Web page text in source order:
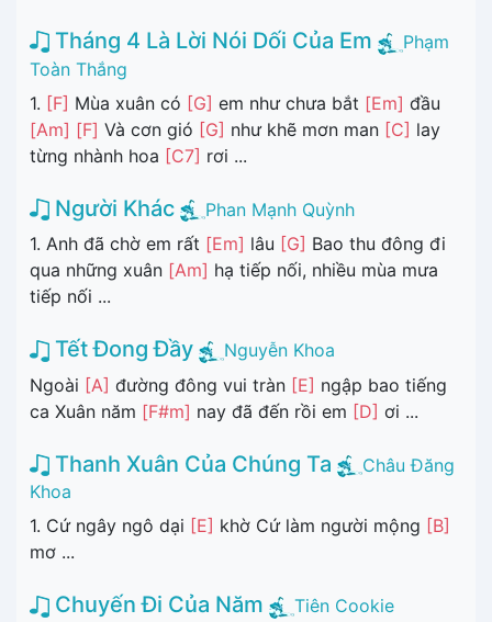
Tháng 4 Là Lời Nói Dối Của Em
Phạm
Toàn Thắng
1. [F] Mùa xuân có [G] em như chưa bắt [Em] đầu
[Am] [F] Và cơn gió [G] như khẽ mơn man [C] lay
từng nhành hoa [C7] rơi ...
Người Khác
Phan Mạnh Quỳnh
1. Anh đã chờ em rất [Em] lâu [G] Bao thu đông đi
qua những xuân [Am] hạ tiếp nối, nhiều mùa mưa
tiếp nối ...
Tết Đong Đầy
Nguyễn Khoa
Ngoài [A] đường đông vui tràn [E] ngập bao tiếng
ca Xuân năm [F#m] nay đã đến rồi em [D] ơi ...
Thanh Xuân Của Chúng Ta
Châu Đăng
Khoa
1. Cứ ngây ngô dại [E] khờ Cứ làm người mộng [B]
mơ ...
Chuyến Đi Của Năm
Tiên Cookie